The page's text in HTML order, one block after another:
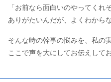
「お前なら面白いのやってくれ
ありがたいんだが、よくわから
そんな時の幹事の悩みを、私の
ここで声を大にしてお伝えして